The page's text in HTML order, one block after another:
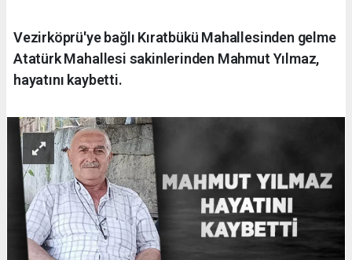
Vezirköprü'ye bağlı Kıratbükü Mahallesinden gelme
Atatürk Mahallesi sakinlerinden Mahmut Yılmaz,
hayatını kaybetti.